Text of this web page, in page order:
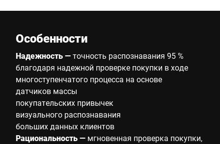
Особенности
Надежность —точность распознавания 95 %
благодаря надежной проверке покупки в ходе
многоступенчатого процесса на основе
датчиков массы
покупательских привычек
визуального распознавания
больших данных клиентов
Рациональность — мгновенная проверка покупки,